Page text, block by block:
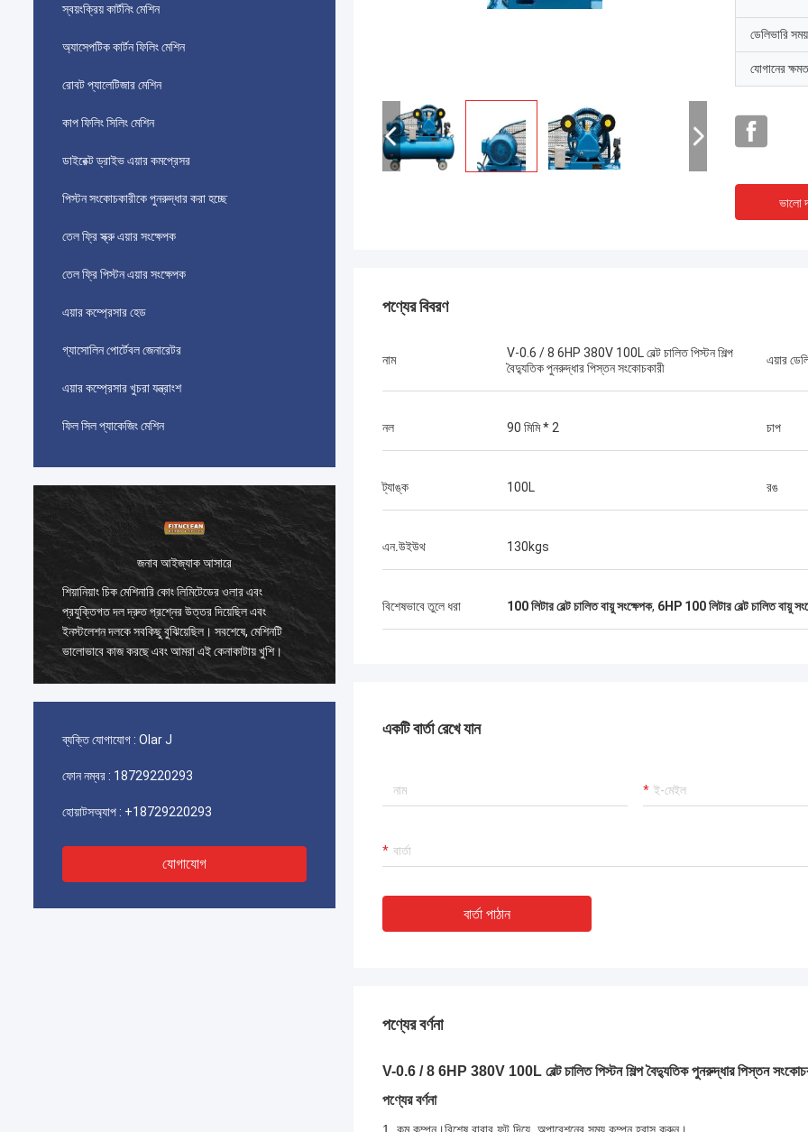
স্বয়ংক্রিয় কার্টনিং মেশিন
অ্যাসেপটিক কার্টন ফিলিং মেশিন
রোবট প্যালেটিজার মেশিন
কাপ ফিলিং সিলিং মেশিন
ডাইরেক্ট ড্রাইভ এয়ার কমপ্রেসর
পিস্টন সংকোচকারীকে পুনরুদ্ধার করা হচ্ছে
তেল ফ্রি স্ক্রু এয়ার সংক্ষেপক
তেল ফ্রি পিস্টন এয়ার সংক্ষেপক
এয়ার কম্প্রেসার হেড
গ্যাসোলিন পোর্টেবল জেনারেটর
এয়ার কম্প্রেসার খুচরা যন্ত্রাংশ
ফিল সিল প্যাকেজিং মেশিন
জনাব আইজ্যাক আসারে
শিয়ানিয়াং চিক মেশিনারি কোং লিমিটেডের ওলার এবং
প্রযুক্তিগত দল দ্রুত প্রশ্নের উত্তর দিয়েছিল এবং
ইনস্টলেশন দলকে সবকিছু বুঝিয়েছিল। সবশেষে, মেশিনটি
ভালোভাবে কাজ করছে এবং আমরা এই কেনাকাটায় খুশি।
প্রযুক্তিগত দল দ্রুত প্রশ্নের উত্তর দিয়েছিল এবং
ইনস্টলেশন দলকে সবকিছু বুঝিয়েছিল। সবশেষে, মেশিনটি
ব্যক্তি যোগাযোগ : Olar J
ফোন নম্বর : 18729220293
হোয়াটসঅ্যাপ : +18729220293
যোগাযোগ
ডেলিভারি সময়
যোগানের
ভালো
পণ্যের বিবরণ
নাম
V-0.6 / 8 6HP 380V 100L বেল্ট চালিত পিস্টন শিল্প
বৈদ্যুতিক পুনরুদ্ধার পিস্তন সংকোচকারী
এয়ার
নল 90 মিমি * 2 চাপ
ট্যাঙ্ক 100L রঙ
এন.উইউথ 130kgs
বিশেষভাবে তুলে ধরা 100 লিটার বেল্ট চালিত বায়ু সংক্ষেপক, 6HP 100 লিটার বেল্ট চালিত বায়ু
একটি বার্তা রেখে যান
বার্তা পাঠান
পণ্যের বর্ণনা
V-0.6 / 8 6HP 380V 100L বেল্ট চালিত পিস্টন শিল্প বৈদ্যুতিক পুনরুদ্ধার পিস্তন
পণ্যের বর্ণনা